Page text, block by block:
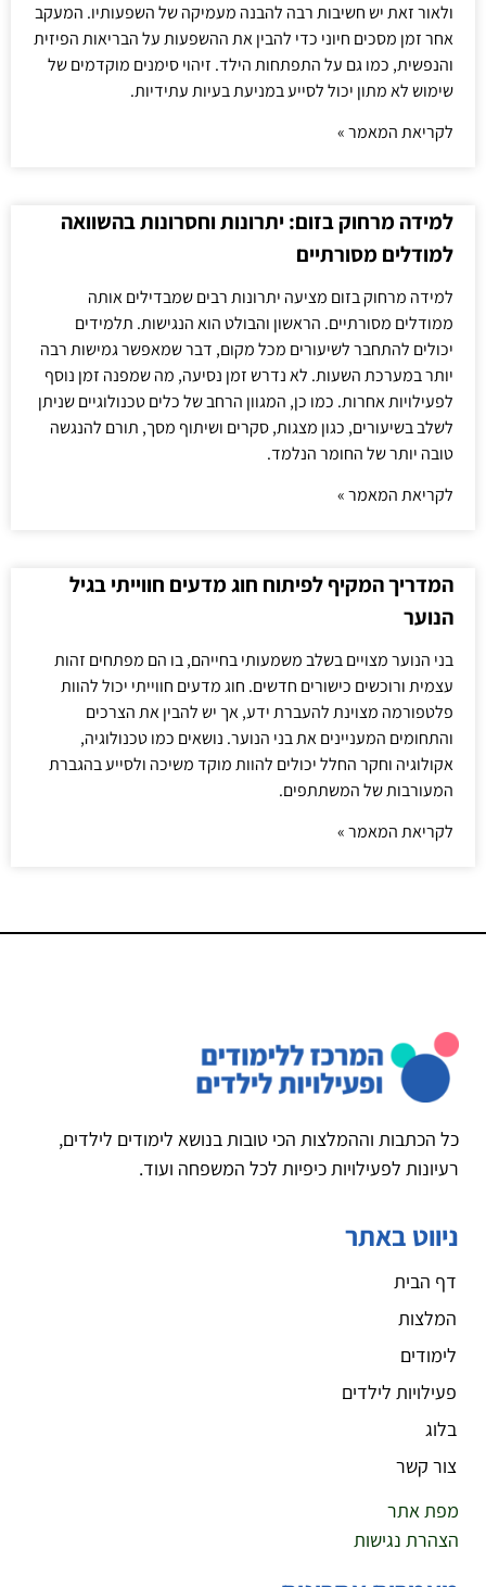
ולאור זאת יש חשיבות רבה להבנה מעמיקה של השפעותיו. המעקב
אחר זמן מסכים חיוני כדי להבין את ההשפעות על הבריאות הפיזית
והנפשית, כמו גם על התפתחות הילד. זיהוי סימנים מוקדמים של
שימוש לא מתון יכול לסייע במניעת בעיות עתידיות.
לקריאת המאמר »
למידה מרחוק בזום: יתרונות וחסרונות בהשוואה
למודלים מסורתיים
למידה מרחוק בזום מציעה יתרונות רבים שמבדילים אותה
ממודלים מסורתיים. הראשון והבולט הוא הנגישות. תלמידים
יכולים להתחבר לשיעורים מכל מקום, דבר שמאפשר גמישות רבה
יותר במערכת השעות. לא נדרש זמן נסיעה, מה שמפנה זמן נוסף
לפעילויות אחרות. כמו כן, המגוון הרחב של כלים טכנולוגיים שניתן
לשלב בשיעורים, כגון מצגות, סקרים ושיתוף מסך, תורם להנגשה
טובה יותר של החומר הנלמד.
לקריאת המאמר »
המדריך המקיף לפיתוח חוג מדעים חווייתי בגיל
הנוער
בני הנוער מצויים בשלב משמעותי בחייהם, בו הם מפתחים זהות
עצמית ורוכשים כישורים חדשים. חוג מדעים חווייתי יכול להוות
פלטפורמה מצוינת להעברת ידע, אך יש להבין את הצרכים
והתחומים המעניינים את בני הנוער. נושאים כמו טכנולוגיה,
אקולוגיה וחקר החלל יכולים להוות מוקד משיכה ולסייע בהגברת
המעורבות של המשתתפים.
לקריאת המאמר »
כל הכתבות וההמלצות הכי טובות בנושא לימודים לילדים,
רעיונות לפעילויות כיפיות לכל המשפחה ועוד.
ניווט באתר
דף הבית
המלצות
לימודים
פעילויות לילדים
בלוג
צור קשר
מפת אתר
הצהרת נגישות